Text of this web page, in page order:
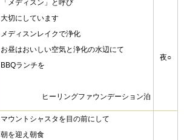
「メディスン」と呼び
大切にしています
メディスンレイクで浄化
お昼はおいしい空気と浄化の水辺にて
BBQランチを
ヒーリングファウンデーション泊
夜○
マウントシャスタを目の前にして
朝を迎え朝食